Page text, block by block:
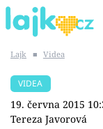
SHOPAHOLICADEL
Lajk ■ Videa
VIDEA
19. června 2015
Tereza Javorová